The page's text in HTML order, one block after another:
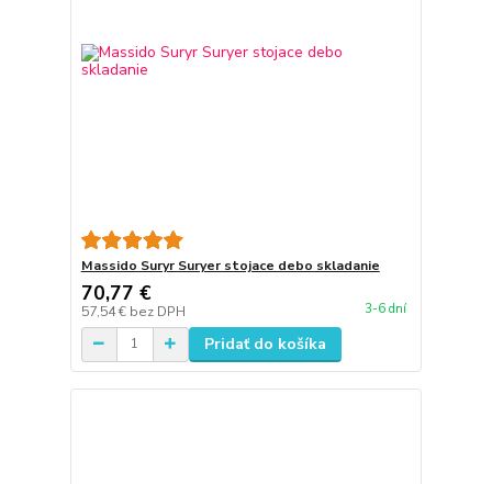
Massido Suryr Suryer stojace debo skladanie
70,77 €
57,54 € bez DPH 3-6 dní
Pridať do košíka